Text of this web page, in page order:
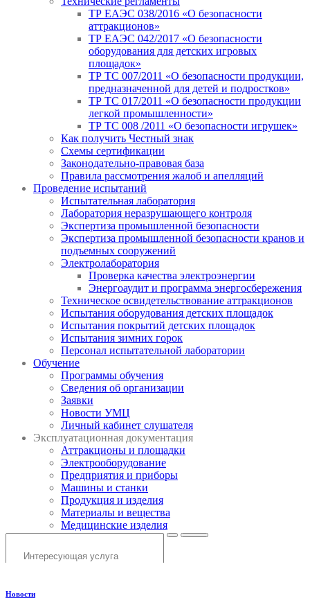
ТР ЕАЭС 038/2016 «О безопасности
аттракционов»
ТР ЕАЭС 042/2017 «О безопасности
оборудования для детских игровых
площадок»
ТР ТС 007/2011 «О безопасности продукции,
предназначенной для детей и подростков»
ТР ТС 017/2011 «О безопасности продукции
легкой промышленности»
ТР ТС 008 /2011 «О безопасности игрушек»
Как получить Честный знак
Схемы сертификации
Законодательно-правовая база
Правила рассмотрения жалоб и апелляций
Проведение испытаний
Испытательная лаборатория
Лаборатория неразрушающего контроля
Экспертиза промышленной безопасности
Экспертиза промышленной безопасности кранов и
подъемных сооружений
Электролаборатория
Проверка качества электроэнергии
Энергоаудит и программа энергосбережения
Техническое освидетельствование аттракционов
Испытания оборудования детских площадок
Испытания покрытий детских площадок
Испытания зимних горок
Персонал испытательной лаборатории
Обучение
Программы обучения
Сведения об организации
Заявки
Новости УМЦ
Личный кабинет слушателя
Эксплуатационная документация
Аттракционы и площадки
Электрооборудование
Предприятия и приборы
Машины и станки
Продукция и изделия
Материалы и вещества
Медицинские изделия
Новости